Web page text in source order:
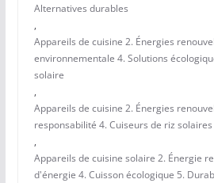
Alternatives durables
,
Appareils de cuisine 2. Énergies
environnementale 4. Solutions
solaire
,
Appareils de cuisine 2. Énergies
responsabilité 4. Cuiseurs de riz
,
Appareils de cuisine solaire 2. Énergie
d'énergie 4. Cuisson écologique 5.